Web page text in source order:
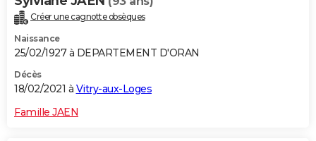
Créer une cagnotte obsèques
Naissance
25/02/1927 à DEPARTEMENT D'ORAN
Décès
18/02/2021 à Vitry-aux-Loges
Famille JAEN